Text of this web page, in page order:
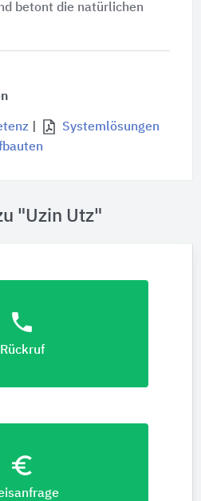
betont die natürlichen
|
Systemlösungen
"Uzin Utz"
phone
Rückruf
euro_symbol